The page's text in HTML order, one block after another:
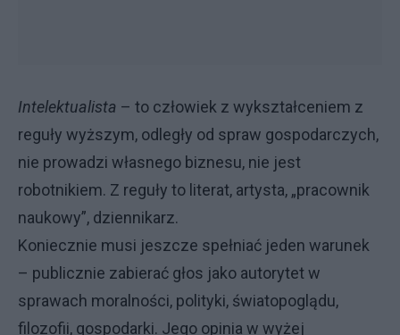
Intelektualista – to człowiek z wykształceniem z
reguły wyższym, odległy od spraw gospodarczych,
nie prowadzi własnego biznesu, nie jest
robotnikiem. Z reguły to literat, artysta, „pracownik
naukowy”, dziennikarz.
Koniecznie musi jeszcze spełniać jeden warunek
– publicznie zabierać głos jako autorytet w
sprawach moralności, polityki, światopoglądu,
filozofii, gospodarki. Jego opinia w wyżej